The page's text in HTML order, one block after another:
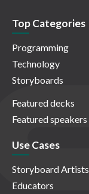
Top Categories
Programming
Technology
Storyboards
Featured decks
Featured speakers
Use Cases
Storyboard Artists
Educators